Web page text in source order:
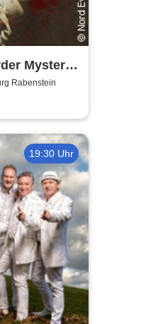
Mystery
Rabenstein
19:30 Uhr